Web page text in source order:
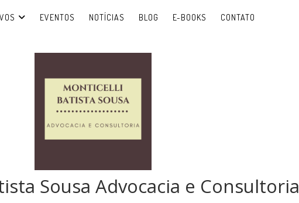
EVENTOS NOTÍCIAS BLOG E-BOOKS CONTATO
Sousa Advocacia e Consultoria